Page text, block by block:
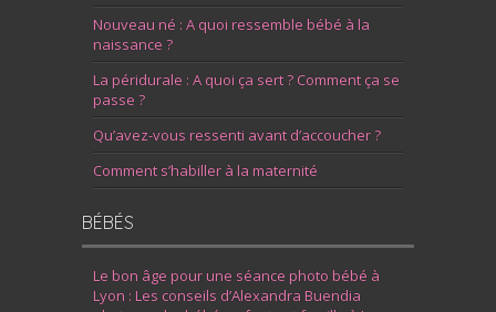
Nouveau né : A quoi ressemble bébé à la
naissance ?
La péridurale : A quoi ça sert ? Comment ça se
passe ?
Qu’avez-vous ressenti avant d’accoucher ?
Comment s’habiller à la maternité
BÉBÉS
Le bon âge pour une séance photo bébé à
Lyon : Les conseils d’Alexandra Buendia